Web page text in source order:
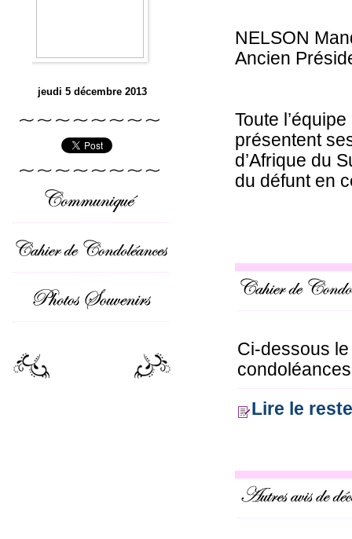
jeudi 5 décembre 2013
NELSON
Ancien
Toute
présentent
d’Afrique du
du défunt en
Ci-dessous
Lire le